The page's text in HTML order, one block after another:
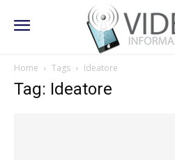
Home Tags Ideatore
Tag: Ideatore